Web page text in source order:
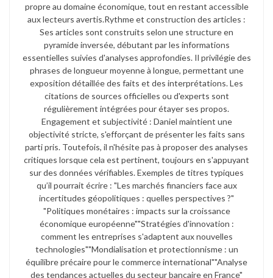
propre au domaine économique, tout en restant accessible
aux lecteurs avertis.​ Rythme et construction des articles :
Ses articles sont construits selon une structure en
pyramide inversée, débutant par les informations
essentielles suivies d'analyses approfondies. Il privilégie des
phrases de longueur moyenne à longue, permettant une
exposition détaillée des faits et des interprétations. Les
citations de sources officielles ou d'experts sont
régulièrement intégrées pour étayer ses propos.​
Engagement et subjectivité : Daniel maintient une
objectivité stricte, s'efforçant de présenter les faits sans
parti pris. Toutefois, il n'hésite pas à proposer des analyses
critiques lorsque cela est pertinent, toujours en s'appuyant
sur des données vérifiables. Exemples de titres typiques
qu’il pourrait écrire : "Les marchés financiers face aux
incertitudes géopolitiques : quelles perspectives ?"​
"Politiques monétaires : impacts sur la croissance
économique européenne"​ "Stratégies d'innovation :
comment les entreprises s'adaptent aux nouvelles
technologies"​ "Mondialisation et protectionnisme : un
équilibre précaire pour le commerce international"​ "Analyse
des tendances actuelles du secteur bancaire en France"